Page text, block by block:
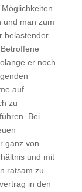
und man zum
belastender
er noch
auf.
zu
Bei
ganz von
und mit
ratsam zu
in den